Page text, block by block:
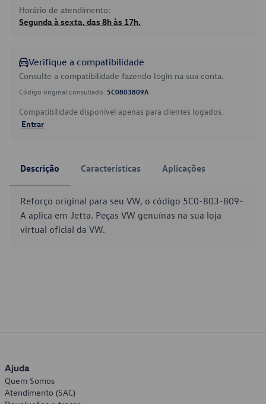
Horário de atendimento:
Segunda à sexta, das 8h às 17h.
Verifique a compatibilidade
Consulte a compatibilidade fazendo login na sua conta.
Código original consultado: 5C0803809A
Compatibilidade disponível apenas para clientes logados.
Entrar
Descrição Características Aplicações
Reforço original para seu VW, o código 5C0-803-809-
A aplica em Jetta. Peças VW genuínas na sua loja
virtual oficial da VW.
Ajuda
Quem Somos
Atendimento (SAC)